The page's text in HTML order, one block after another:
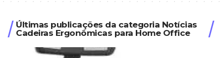
Últimas publicações da categoria Notícias
Cadeiras Ergonômicas para Home Office